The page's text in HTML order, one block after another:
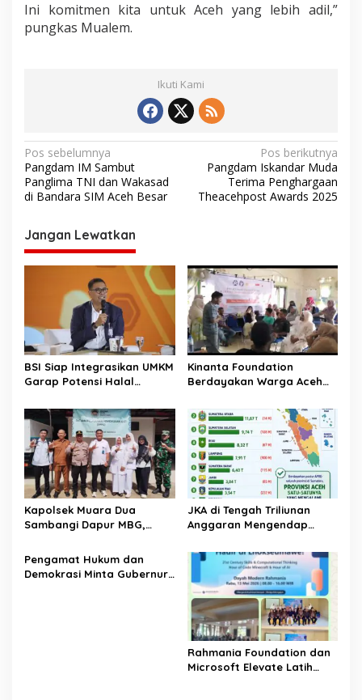
Ini komitmen kita untuk Aceh yang lebih adil,”
pungkas Mualem.
Ikuti Kami
N
a
v
i
g
a
p
o
s
Pos sebelumnya
Pangdam IM Sambut
Panglima TNI dan Wakasad
di Bandara SIM Aceh Besar
Pos berikutnya
Pangdam Iskandar Muda
Terima Penghargaan
Theacehpost Awards 2025
Jangan Lewatkan
BSI Siap Integrasikan UMKM
Garap Potensi Halal
Kinanta Foundation
Berdayakan Warga Aceh
Psikososial
Kapolsek Muara Dua
Sambangi Dapur MBG,
Bergizi Gratis Berjalan
Sesuai SOP
JKA di Tengah Triliunan
Anggaran Mengendap
dan kualitas belanja publik
pemerintah Aceh
‎Pengamat Hukum dan
Demokrasi Minta Gubernur
Rahmania Foundation dan
Microsoft Elevate Latih